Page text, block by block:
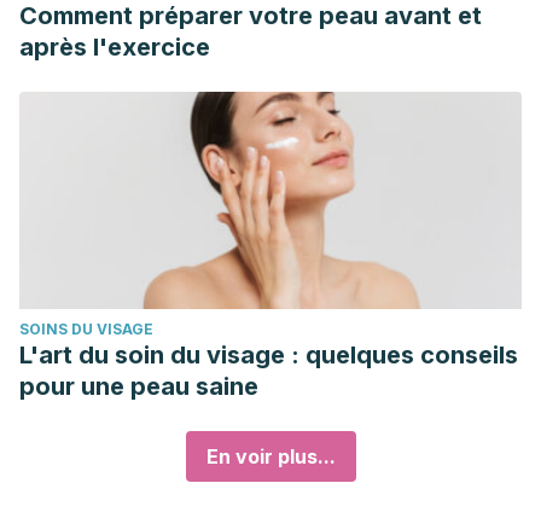
Comment préparer votre peau avant et
après l'exercice
SOINS DU VISAGE
L'art du soin du visage : quelques conseils
pour une peau saine
En voir plus...